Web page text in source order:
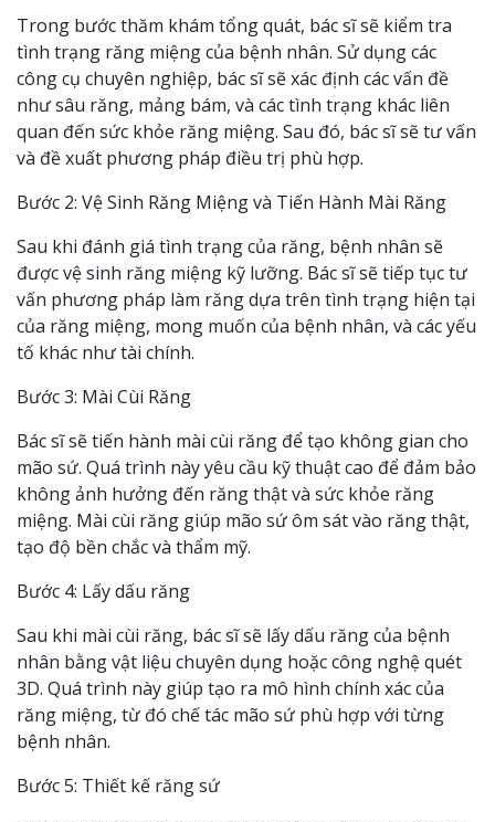
Trong bước thăm khám tổng quát, bác sĩ sẽ kiểm tra
tình trạng răng miệng của bệnh nhân. Sử dụng các
công cụ chuyên nghiệp, bác sĩ sẽ xác định các vấn đề
như sâu răng, mảng bám, và các tình trạng khác liên
quan đến sức khỏe răng miệng. Sau đó, bác sĩ sẽ tư vấn
và đề xuất phương pháp điều trị phù hợp.
Bước 2: Vệ Sinh Răng Miệng và Tiến Hành Mài Răng
Sau khi đánh giá tình trạng của răng, bệnh nhân sẽ
được vệ sinh răng miệng kỹ lưỡng. Bác sĩ sẽ tiếp tục tư
vấn phương pháp làm răng dựa trên tình trạng hiện tại
của răng miệng, mong muốn của bệnh nhân, và các yếu
tố khác như tài chính.
Bước 3: Mài Cùi Răng
Bác sĩ sẽ tiến hành mài cùi răng để tạo không gian cho
mão sứ. Quá trình này yêu cầu kỹ thuật cao để đảm bảo
không ảnh hưởng đến răng thật và sức khỏe răng
miệng. Mài cùi răng giúp mão sứ ôm sát vào răng thật,
tạo độ bền chắc và thẩm mỹ.
Bước 4: Lấy dấu răng
Sau khi mài cùi răng, bác sĩ sẽ lấy dấu răng của bệnh
nhân bằng vật liệu chuyên dụng hoặc công nghệ quét
3D. Quá trình này giúp tạo ra mô hình chính xác của
răng miệng, từ đó chế tác mão sứ phù hợp với từng
bệnh nhân.
Bước 5: Thiết kế răng sứ